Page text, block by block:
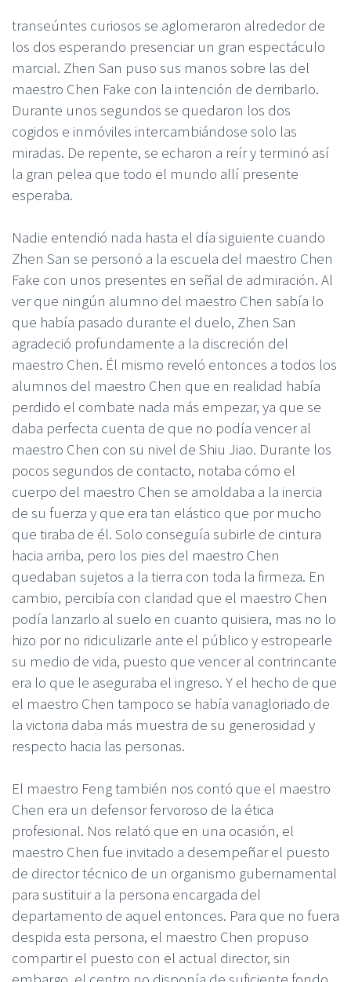
transeúntes curiosos se aglomeraron alrededor de
los dos esperando presenciar un gran espectáculo
marcial. Zhen San puso sus manos sobre las del
maestro Chen Fake con la intención de derribarlo.
Durante unos segundos se quedaron los dos
cogidos e inmóviles intercambiándose solo las
miradas. De repente, se echaron a reír y terminó así
la gran pelea que todo el mundo allí presente
esperaba.
Nadie entendió nada hasta el día siguiente cuando
Zhen San se personó a la escuela del maestro Chen
Fake con unos presentes en señal de admiración. Al
ver que ningún alumno del maestro Chen sabía lo
que había pasado durante el duelo, Zhen San
agradeció profundamente a la discreción del
maestro Chen. Él mismo reveló entonces a todos los
alumnos del maestro Chen que en realidad había
perdido el combate nada más empezar, ya que se
daba perfecta cuenta de que no podía vencer al
maestro Chen con su nivel de Shiu Jiao. Durante los
pocos segundos de contacto, notaba cómo el
cuerpo del maestro Chen se amoldaba a la inercia
de su fuerza y que era tan elástico que por mucho
que tiraba de él. Solo conseguía subirle de cintura
hacia arriba, pero los pies del maestro Chen
quedaban sujetos a la tierra con toda la firmeza. En
cambio, percibía con claridad que el maestro Chen
podía lanzarlo al suelo en cuanto quisiera, mas no lo
hizo por no ridiculizarle ante el público y estropearle
su medio de vida, puesto que vencer al contrincante
era lo que le aseguraba el ingreso. Y el hecho de que
el maestro Chen tampoco se había vanagloriado de
la victoria daba más muestra de su generosidad y
respecto hacia las personas.
El maestro Feng también nos contó que el maestro
Chen era un defensor fervoroso de la ética
profesional. Nos relató que en una ocasión, el
maestro Chen fue invitado a desempeñar el puesto
de director técnico de un organismo gubernamental
para sustituir a la persona encargada del
departamento de aquel entonces. Para que no fuera
despida esta persona, el maestro Chen propuso
compartir el puesto con el actual director, sin